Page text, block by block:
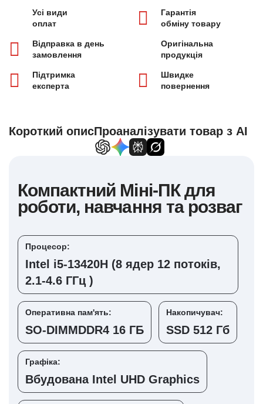
Усі види
оплат
Гарантія
обміну товару
Відправка в день
замовлення
Оригінальна
продукція
Підтримка
експерта
Швидке
повернення
Короткий описПроаналізувати товар з AI
Компактний Міні-ПК для
роботи, навчання та розваг
Процесор:
Intel i5-13420H (8 ядер 12 потоків,
2.1-4.6 ГГц )
Оперативна пам'ять:
SO-DIMMDDR4 16 ГБ
Накопичувач:
SSD 512 Гб
Графіка:
Вбудована Intel UHD Graphics